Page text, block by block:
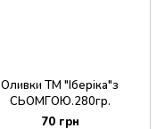
Оливки ТМ "Іберіка"з
СЬОМГОЮ.280гр.
70 грн